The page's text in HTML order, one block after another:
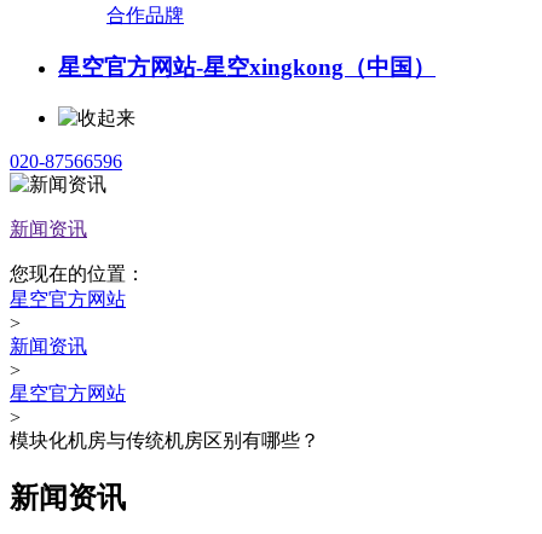
合作品牌
星空官方网站-星空xingkong（中国）
020-87566596
新闻资讯
您现在的位置：
星空官方网站
>
新闻资讯
>
星空官方网站
>
模块化机房与传统机房区别有哪些？
新闻资讯